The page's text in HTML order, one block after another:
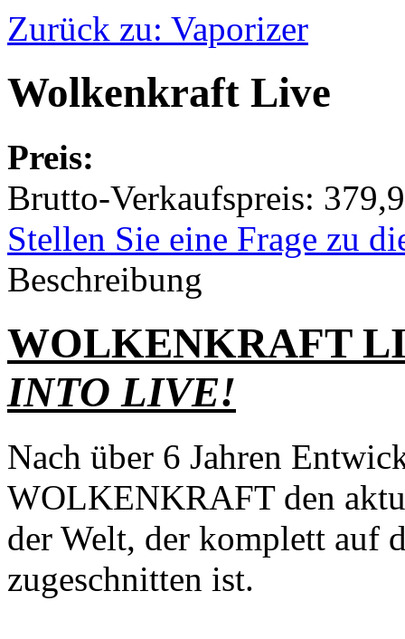
Zurück zu: Vaporizer
Wolkenkraft Live
Preis:
Brutto-Verkaufspreis:
Stellen Sie eine Frage zu
Beschreibung
WOLKENKRAFT
INTO LIVE!
Nach über 6 Jahren
WOLKENKRAFT den
der Welt, der komplett auf
zugeschnitten ist.